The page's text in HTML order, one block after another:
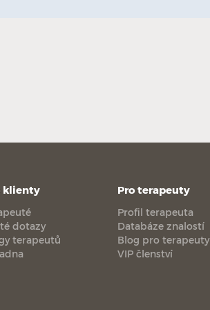
klienty
dotazy
terapeutů
Pro terapeuty
Profil terapeuta
Databáze znalostí
Blog pro terapeuty
VIP členství